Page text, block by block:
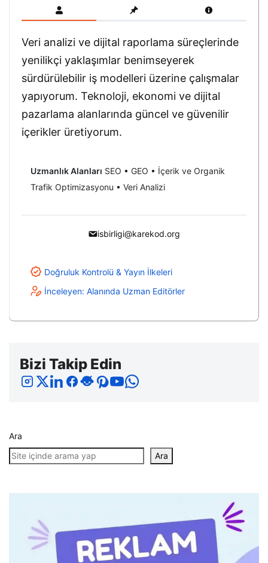
Veri analizi ve dijital raporlama süreçlerinde
yenilikçi yaklaşımlar benimseyerek
sürdürülebilir iş modelleri üzerine çalışmalar
yapıyorum. Teknoloji, ekonomi ve dijital
pazarlama alanlarında güncel ve güvenilir
içerikler üretiyorum.
Uzmanlık Alanları SEO • GEO • İçerik ve Organik
Trafik Optimizasyonu • Veri Analizi
isbirligi@karekod.org
Doğruluk Kontrolü & Yayın İlkeleri
İnceleyen: Alanında Uzman Editörler
Bizi Takip Edin
Ara
Ara